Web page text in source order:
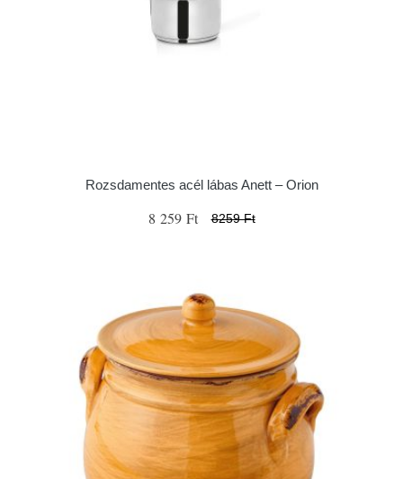
Rozsdamentes acél lábas Anett – Orion
8 259 Ft 8259 Ft